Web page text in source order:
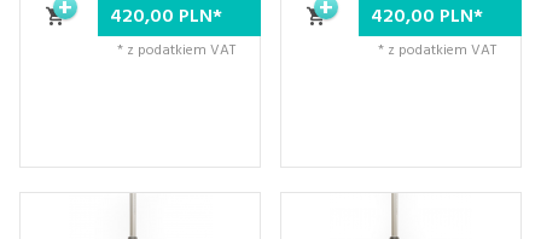
420,00 PLN*
* z podatkiem VAT
420,00 PLN*
* z podatkiem VAT